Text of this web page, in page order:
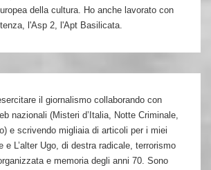
della cultura. Ho anche lavorato con
l'Asp 2, l'Apt Basilicata.
il giornalismo collaborando con
nazionali (Misteri d’Italia, Notte Criminale,
e scrivendo migliaia di articoli per i miei
e L’alter Ugo, di destra radicale, terrorismo
e memoria degli anni 70. Sono